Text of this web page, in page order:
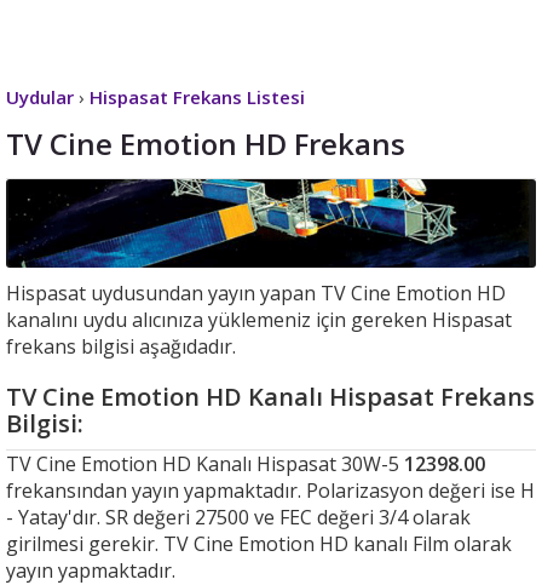
Uydular › Hispasat Frekans Listesi
TV Cine Emotion HD Frekans
Hispasat uydusundan yayın yapan TV Cine Emotion HD
kanalını uydu alıcınıza yüklemeniz için gereken Hispasat
frekans bilgisi aşağıdadır.
TV Cine Emotion HD Kanalı Hispasat Frekans
Bilgisi:
TV Cine Emotion HD Kanalı Hispasat 30W-5 12398.00
frekansından yayın yapmaktadır. Polarizasyon değeri ise H
- Yatay'dır. SR değeri 27500 ve FEC değeri 3/4 olarak
girilmesi gerekir. TV Cine Emotion HD kanalı Film olarak
yayın yapmaktadır.